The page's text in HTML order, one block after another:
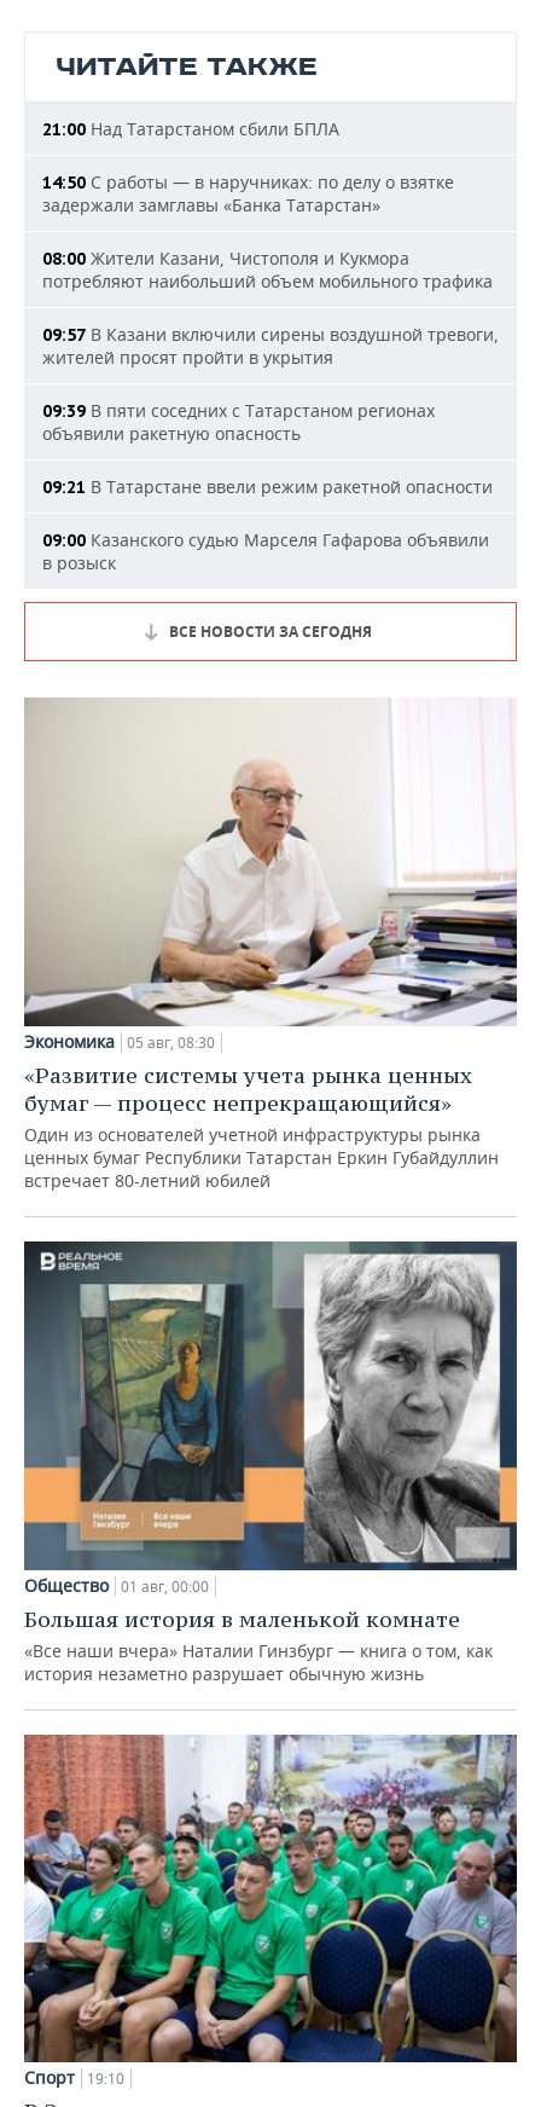
ЧИТАЙТЕ ТАКЖЕ
21:00 Над Татарстаном сбили БПЛА
14:50 С работы — в наручниках: по делу о взятке
задержали замглавы «Банка Татарстан»
08:00 Жители Казани, Чистополя и Кукмора
потребляют наибольший объем мобильного трафика
09:57 В Казани включили сирены воздушной тревоги,
жителей просят пройти в укрытия
09:39 В пяти соседних с Татарстаном регионах
объявили ракетную опасность
09:21 В Татарстане ввели режим ракетной опасности
09:00 Казанского судью Марселя Гафарова объявили
в розыск
ВСЕ НОВОСТИ ЗА СЕГОДНЯ
Экономика 05 авг, 08:30
«Развитие системы учета рынка ценных
бумаг — процесс непрекращающийся»
Один из основателей учетной инфраструктуры рынка
ценных бумаг Республики Татарстан Еркин Губайдуллин
встречает 80-летний юбилей
Общество 01 авг, 00:00
Большая история в маленькой комнате
«Все наши вчера» Наталии Гинзбург — книга о том, как
история незаметно разрушает обычную жизнь
Спорт 19:10